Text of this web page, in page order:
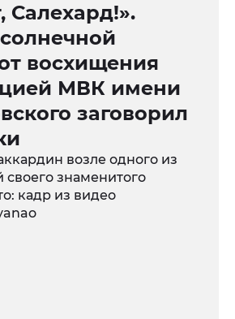
Салехард!».
восхищения
МВК имени
заговорил